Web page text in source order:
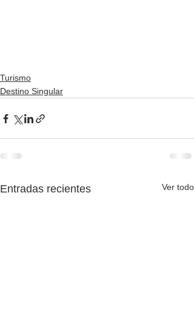
Turismo
Destino Singular
Entradas recientes Ver todo